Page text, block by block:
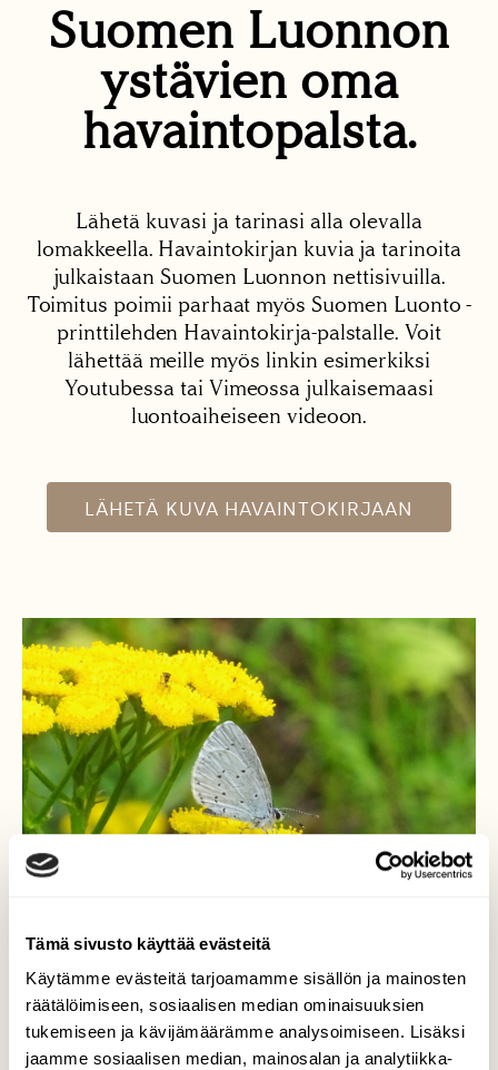
Tämä sivusto käyttää evästeitä
Käytämme evästeitä tarjoamamme sisällön ja mainosten
räätälöimiseen, sosiaalisen median ominaisuuksien
tukemiseen ja kävijämäärämme analysoimiseen. Lisäksi
jaamme sosiaalisen median, mainosalan ja analytiikka-
Suomen Luonnon
ystävien oma
havaintopalsta.
Lähetä kuvasi ja tarinasi alla olevalla
lomakkeella. Havaintokirjan kuvia ja tarinoita
julkaistaan Suomen Luonnon nettisivuilla.
Toimitus poimii parhaat myös Suomen Luonto -
printtilehden Havaintokirja-palstalle. Voit
lähettää meille myös linkin esimerkiksi
Youtubessa tai Vimeossa julkaisemaasi
luontoaiheiseen videoon.
LÄHETÄ KUVA HAVAINTOKIRJAAN
Paatsamasinisiipi